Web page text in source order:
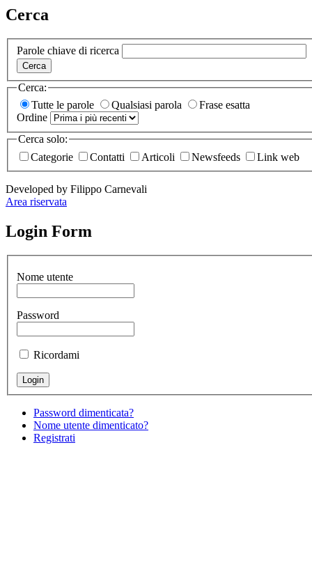
Cerca
Parole chiave di ricerca
Cerca
Cerca:
Tutte le parole
Qualsiasi parola
Frase esatta
Ordine
Cerca solo:
Categorie
Contatti Articoli Newsfeeds Link web
Developed by Filippo Carnevali
Area riservata
Login Form
Nome utente
Password
Ricordami
Password dimenticata?
Nome utente dimenticato?
Registrati